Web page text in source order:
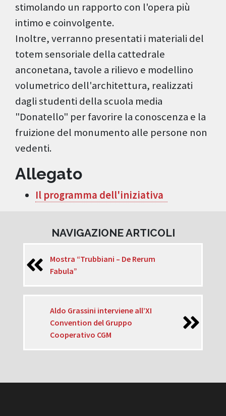
stimolando un rapporto con l'opera più
intimo e coinvolgente.
Inoltre, verranno presentati i materiali del
totem sensoriale della cattedrale
anconetana, tavole a rilievo e modellino
volumetrico dell'architettura, realizzati
dagli studenti della scuola media
"Donatello" per favorire la conoscenza e la
fruizione del monumento alle persone non
vedenti.
Allegato
Il programma dell'iniziativa
NAVIGAZIONE ARTICOLI
Mostra “Trubbiani – De Rerum
Fabula”
Aldo Grassini interviene all’XI
Convention del Gruppo
Cooperativo CGM